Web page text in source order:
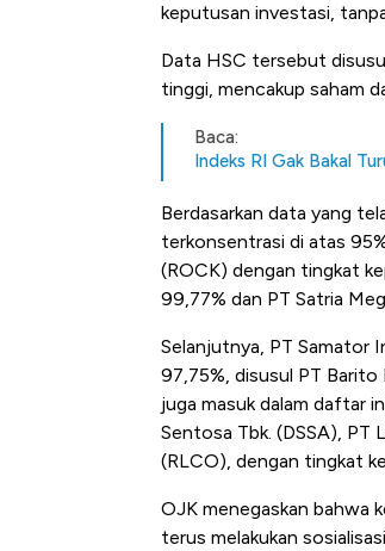
keputusan investasi,
Data HSC tersebut
tinggi, mencakup saham
Baca:
Indeks RI Gak Bakal
Berdasarkan data yang
terkonsentrasi di atas
(ROCK) dengan tingkat
99,77% dan PT Satria
Selanjutnya, PT Samator
97,75%, disusul PT Barito
juga masuk dalam daftar
Sentosa Tbk. (DSSA), PT
(RLCO), dengan tingkat
OJK menegaskan bahwa
terus melakukan